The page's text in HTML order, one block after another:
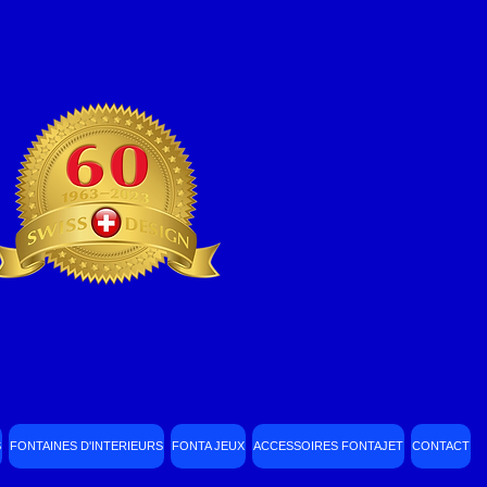
FONTAINES D'INTERIEURS FONTA JEUX ACCESSOIRES FONTAJET CONTACT